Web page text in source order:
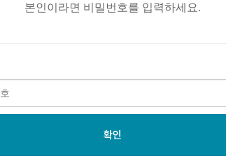
본인이라면 비밀번호를 입력하세요.